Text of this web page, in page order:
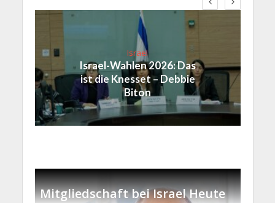
Israel
Israel-Wahlen 2026: Das
ist die Knesset – Debbie
Biton
Mitgliedschaft bei Israel Heute